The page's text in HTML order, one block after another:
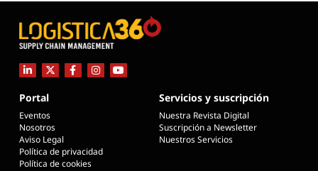
Portal
Eventos
Nosotros
Aviso Legal
Política de privacidad
Política de cookies
Servicios y suscripción
Nuestra Revista Digital
Suscripción a Newsletter
Nuestros Servicios